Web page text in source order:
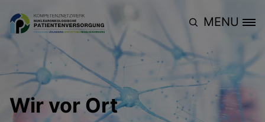
Site Logo MENU
Wir vor Ort